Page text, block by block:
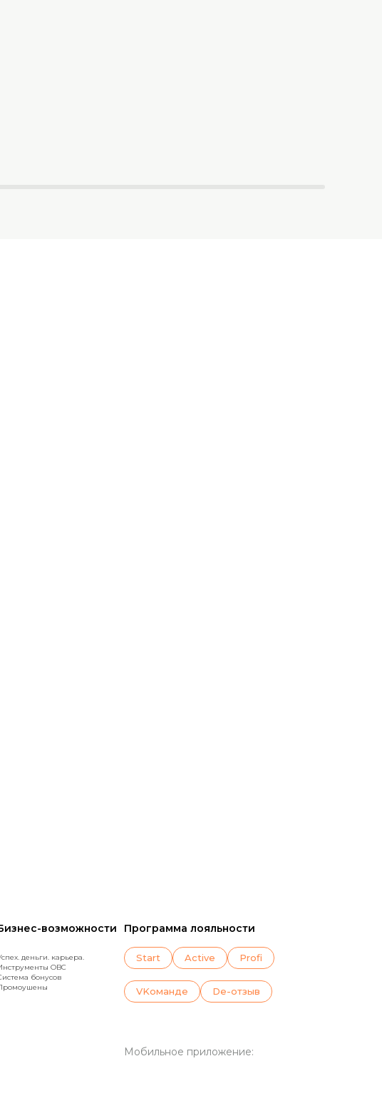
возможности
деньги. карьера.
OBC
бонусов
Программа лояльности
Start Active Profi
VKoманде De-отзыв
Мобильное приложение: